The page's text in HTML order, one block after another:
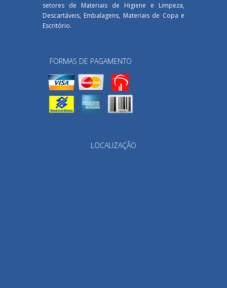
setores de Materiais de Higiene e Limpeza,
Descartáveis, Embalagens, Materiais de Copa e
Escritório.
FORMAS DE PAGAMENTO
LOCALIZAÇÃO